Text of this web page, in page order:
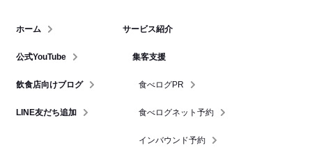
ホーム
公式YouTube
飲食店向けブログ
LINE友だち追加
サービス紹介
集客支援
食べログPR
食べログネット予約
インバウンド予約